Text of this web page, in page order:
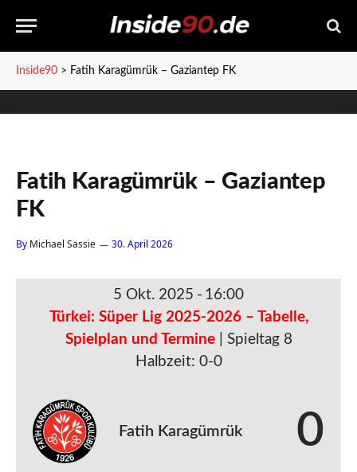
Inside90 > Fatih Karagümrük – Gaziantep FK
Fatih Karagümrük – Gaziantep
FK
By Michael Sassie 30. April 2026
5 Okt. 2025 - 16:00
Türkei: Süper Lig 2025-2026 – Tabelle,
Spielplan und Termine
| Spieltag 8
Halbzeit: 0-0
Fatih Karagümrük 0